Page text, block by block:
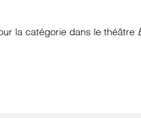
la catégorie dans le théâtre